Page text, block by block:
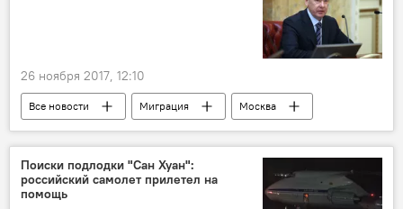
26 ноября 2017, 12:10
Все новости Миграция
Москва
Сергей Собянин
ПМЖ
Новости мигрантов из Центральной Азии в России
Поиски подлодки "Сан Хуан":
российский самолет прилетел на
помощь